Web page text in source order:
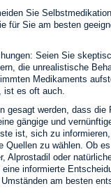
Sie
für Sie am besten
Seien Sie
die unrealistische
Medikaments
ist es oft auch.
gesagt werden, dass die
gängige und
ist, sich zu
Quellen zu wählen. Ob
Alprostadil oder
informierte
am besten